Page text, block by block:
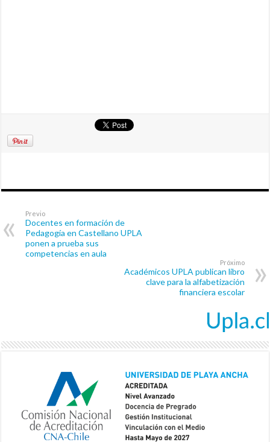
Previo
Docentes en formación de
Pedagogía en Castellano UPLA
ponen a prueba sus
competencias en aula
Próximo
Académicos UPLA publican libro
clave para la alfabetización
financiera escolar